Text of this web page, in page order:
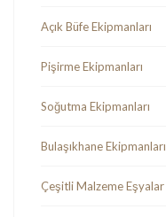
Açık Büfe Ekipmanları
Pişirme Ekipmanları
Soğutma Ekipmanları
Bulaşıkhane Ekipmanları
Çeşitli Malzeme Eşyalar